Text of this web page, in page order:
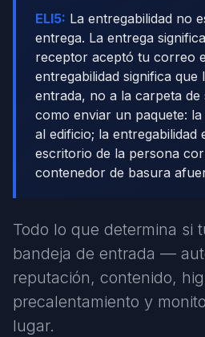
ELI5: La entregabilidad no
entrega. La entrega
receptor aceptó tu correo
entregabilidad significa que
entrada, no a la carpeta de
como enviar un paquete:
al edificio; la entregabilidad
escritorio de la persona
contenedor de basura
Todo lo que determina si
bandeja de entrada —
reputación, contenido,
precalentamiento y
lugar.